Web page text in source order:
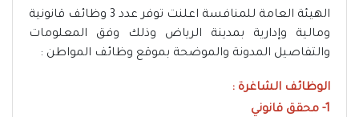
الهيئة العامة للمنافسة اعلنت توفر عدد 3 وظائف قانونية
ومالية وإدارية بمدينة الرياض وذلك وفق المعلومات
والتفاصيل المدونة والموضحة بموقع وظائف المواطن :
الوظائف الشاغرة :
1- محقق قانوني